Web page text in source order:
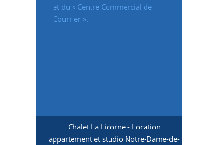
et du « Centre Commercial de
Courrier ».
Chalet La Licorne - Location
appartement et studio Notre-Dame-de-